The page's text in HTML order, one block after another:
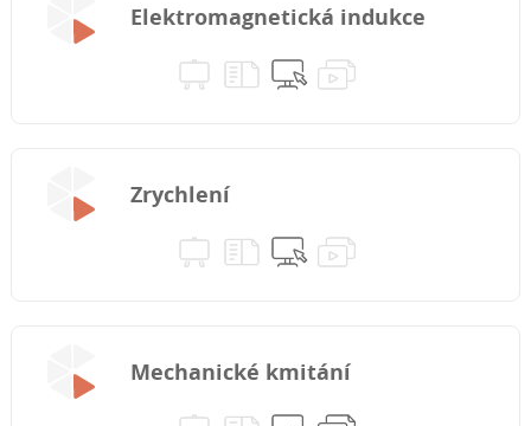
Elektromagnetická indukce
Zrychlení
Mechanické kmitání